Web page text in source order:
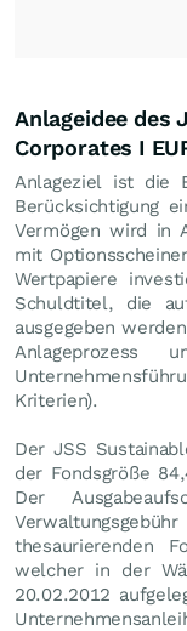
Anlageidee des
Corporates I
Anlageziel ist die
Berücksichtigung
Vermögen wird in
mit
Wertpapiere
Schuldtitel, die
ausgegeben
Anlageprozess
Kriterien).
Der JSS
der Fondsgröße
Der
thesaurierenden
welcher in der
20.02.2012